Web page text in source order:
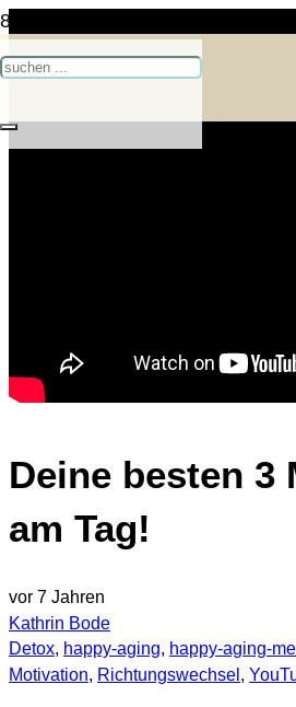
Deine besten 3
am Tag!
vor 7 Jahren
Kathrin Bode
Detox, happy-aging, happy-aging-me
Motivation, Richtungswechsel,